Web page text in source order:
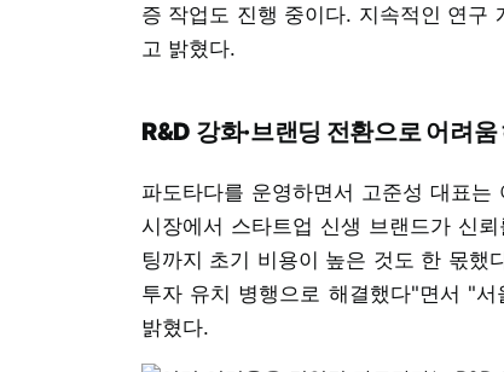
증 작업도 진행 중이다. 지속적인 연구
고 밝혔다.
R&D 강화·브랜딩 전환으로 어려움
파도타다를 운영하면서 고준성 대표
시장에서 스타트업 신생 브랜드가 신
팅까지 초기 비용이 높은 것도 한 몫했
투자 유치 병행으로 해결했다"면서 "
밝혔다.